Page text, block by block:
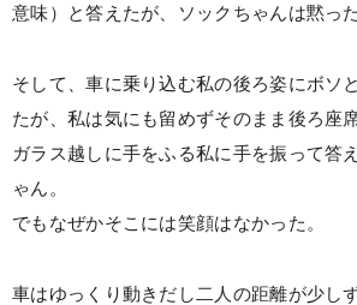
意味）と答えたが、ソックちゃんは黙っ
そして、車に乗り込む私の後ろ姿にボソ
たが、私は気にも留めずそのまま後ろ座
ガラス越しに手をふる私に手を振って答
ゃん。
でもなぜかそこには笑顔はなかった。
車はゆっくり動きだし二人の距離が少し